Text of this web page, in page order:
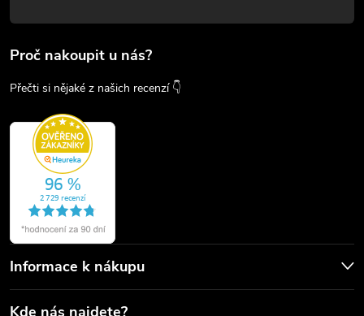
Proč nakoupit u nás?
Přečti si nějaké z našich recenzí 👇
Informace k nákupu
Kde nás najdete?